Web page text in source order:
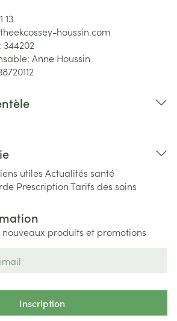
13
houssin.com
344202
Anne Houssin
utiles Actualités santé
PrescriptionTarifs des soins
nouveaux produits et promotions
Inscription